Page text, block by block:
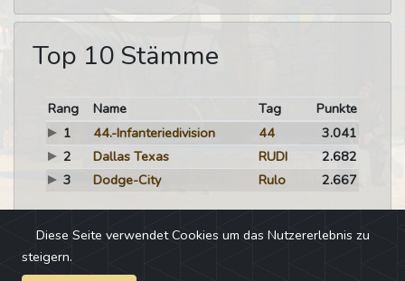
Top 10 Stämme
Rang Name Tag
Punkte
1
44.-Infanteriedivision 44
3.041
2
Dallas Texas RUDI
2.682
3
Dodge-City Rulo 2.667
Diese Seite verwendet Cookies um das Nutzererlebnis zu
steigern.